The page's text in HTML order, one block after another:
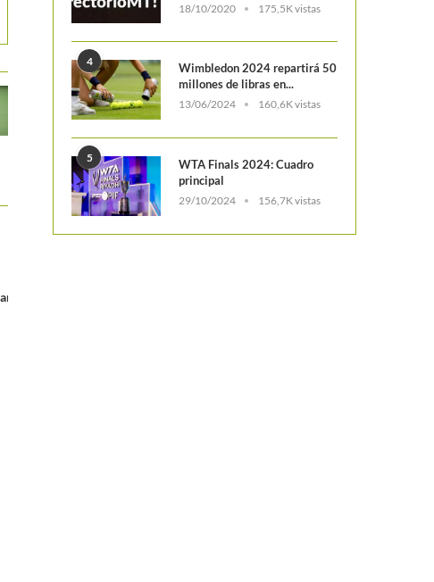
18/10/2020 175,5K vistas
4
Wimbledon 2024 repartirá 50
millones de libras en...
13/06/2024 160,6K vistas
5
WTA Finals 2024: Cuadro
principal
29/10/2024 156,7K vistas